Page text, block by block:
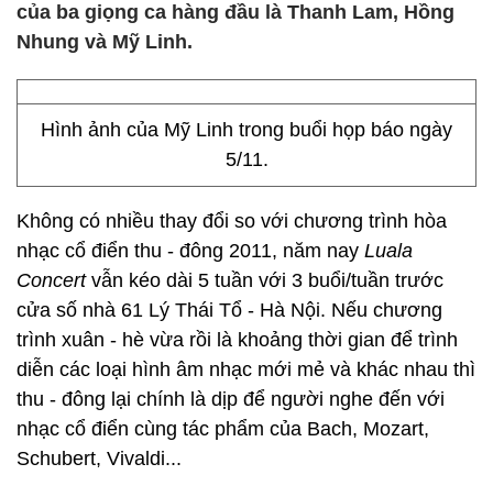
của ba giọng ca hàng đầu là Thanh Lam, Hồng
Nhung và Mỹ Linh.
Hình ảnh của Mỹ Linh trong buổi họp báo ngày
5/11.
Không có nhiều thay đổi so với chương trình hòa
nhạc cổ điển thu - đông 2011, năm nay Luala
Concertvẫn kéo dài 5 tuần với 3 buổi/tuần trước
cửa số nhà 61 Lý Thái Tổ - Hà Nội. Nếu chương
trình xuân - hè vừa rồi là khoảng thời gian để trình
diễn các loại hình âm nhạc mới mẻ và khác nhau thì
thu - đông lại chính là dịp để người nghe đến với
nhạc cổ điển cùng tác phẩm của Bach, Mozart,
Schubert, Vivaldi...